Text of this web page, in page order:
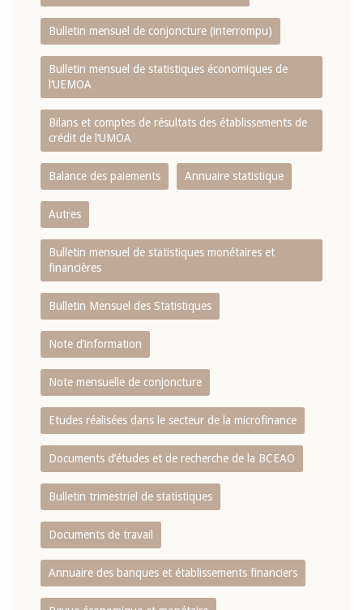
Bulletin mensuel de conjoncture (interrompu)
Bulletin mensuel de statistiques économiques de
l‘UEMOA
Bilans et comptes de résultats des établissements de
crédit de l‘UMOA
Balance des paiements Annuaire statistique
Autres
Bulletin mensuel de statistiques monétaires et
financières
Bulletin Mensuel des Statistiques
Note d’information
Note mensuelle de conjoncture
Etudes réalisées dans le secteur de la microfinance
Documents d’études et de recherche de la BCEAO
Bulletin trimestriel de statistiques
Documents de travail
Annuaire des banques et établissements financiers